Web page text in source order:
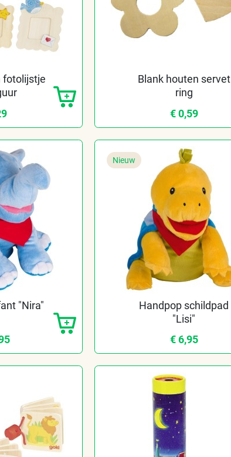
fotolijstje
Blank houten servet
ring
€ 0,59
"Nira"
Nieuw
Handpop schildpad
"Lisi"
€ 6,95